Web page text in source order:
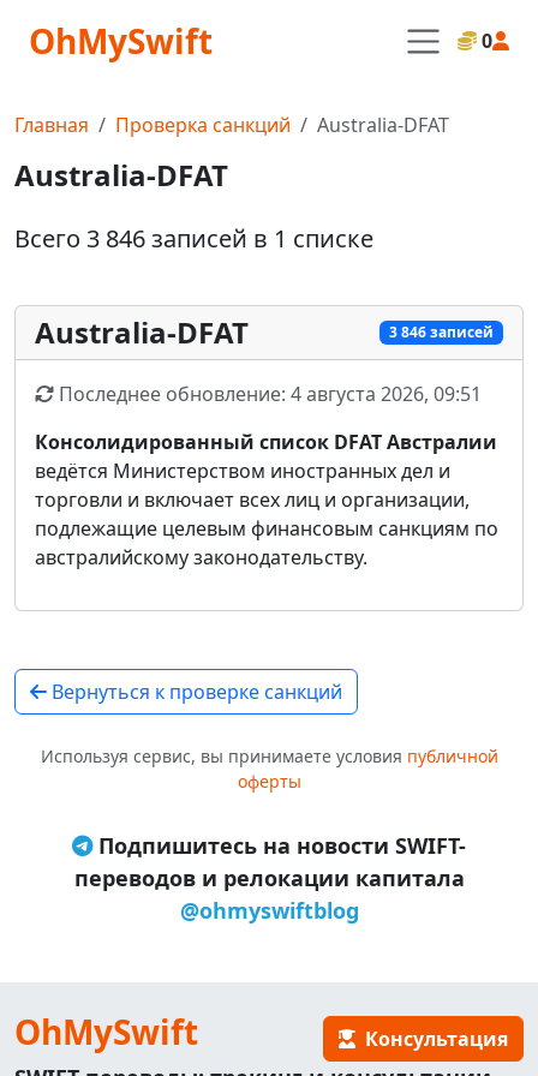
OhMySwift 0
Главная Проверка санкций Australia-DFAT
Australia-DFAT
Всего 3 846 записей в 1 списке
Australia-DFAT 3 846 записей
Последнее обновление: 4 августа 2026, 09:51
Консолидированный список DFAT Австралии
ведётся Министерством иностранных дел и
торговли и включает всех лиц и организации,
подлежащие целевым финансовым санкциям по
австралийскому законодательству.
Вернуться к проверке санкций
Используя сервис, вы принимаете условия публичной
оферты
Подпишитесь на новости SWIFT-
переводов и релокации капитала
@ohmyswiftblog
OhMySwift Консультация